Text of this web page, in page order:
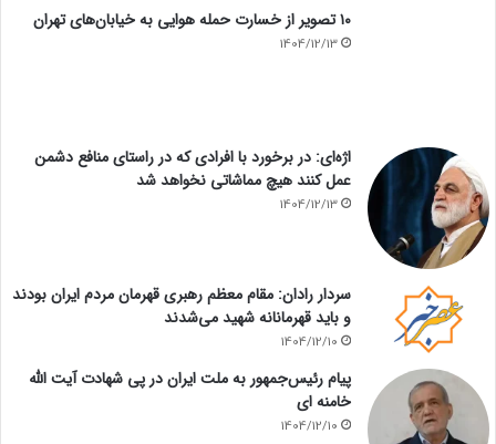
۱۰ تصویر از خسارت حمله هوایی به خیابان‌های تهران
1404/12/13
اژه‌ای: در برخورد با افرادی که در راستای منافع دشمن
عمل کنند هیچ مماشاتی نخواهد شد
1404/12/13
سردار رادان: مقام معظم رهبری قهرمان مردم ایران بودند
و باید قهرمانانه شهید می‌شدند
1404/12/10
پیام رئیس‌جمهور به ملت ایران در پی شهادت آیت الله
خامنه ای
1404/12/10